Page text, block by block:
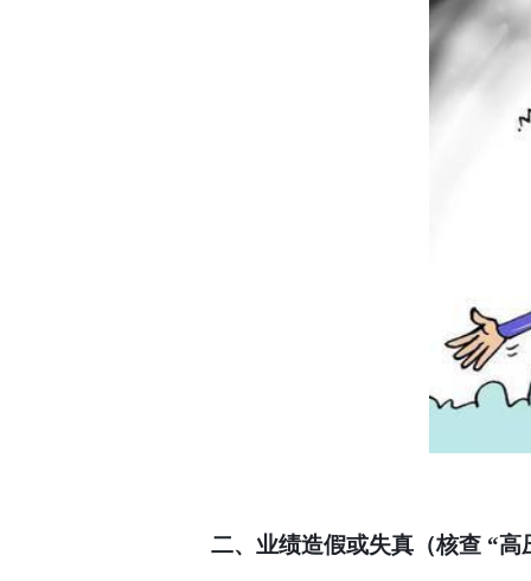
二、业绩造假或失真（核查 “高